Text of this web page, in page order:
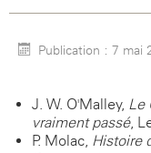
Publication : 7 mai
J. W. O'Malley, Le
vraiment passé,
P. Molac, Histoire